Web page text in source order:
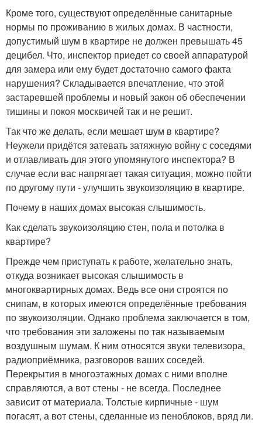
Кроме того, существуют определённые санитарные
нормы по проживанию в жилых домах. В частности,
допустимый шум в квартире не должен превышать 45
децибел. Что, инспектор приедет со своей аппаратурой
для замера или ему будет достаточно самого факта
нарушения? Складывается впечатление, что этой
застаревшей проблемы и новый закон об обеспечении
тишины и покоя москвичей так и не решит.
Так что же делать, если мешает шум в квартире?
Неужели придётся затевать затяжную войну с соседями
и отлавливать для этого упомянутого инспектора? В
случае если вас напрягает такая ситуация, можно пойти
по другому пути - улучшить звукоизоляцию в квартире.
Почему в наших домах высокая слышимость.
Как сделать звукоизоляцию стен, пола и потолка в
квартире?
Прежде чем приступать к работе, желательно знать,
откуда возникает высокая слышимость в
многоквартирных домах. Ведь все они строятся по
снипам, в которых имеются определённые требования
по звукоизоляции. Однако проблема заключается в том,
что требования эти заложены по так называемым
воздушным шумам. К ним относятся звуки телевизора,
радиоприёмника, разговоров ваших соседей.
Перекрытия в многоэтажных домах с ними вполне
справляются, а вот стены - не всегда. Последнее
зависит от материала. Толстые кирпичные - шум
погасят, а вот стены, сделанные из пеноблоков, вряд ли.